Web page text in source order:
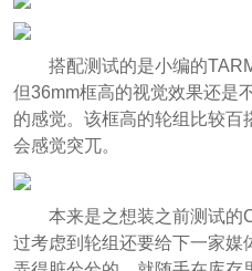
搭配测试的是小编的
但36mm框高的视觉效果还是
的感觉。该框高的轮组比较百
会感觉突兀。
本来是之想装之前测试的
过考虑到轮组还要给下一家媒